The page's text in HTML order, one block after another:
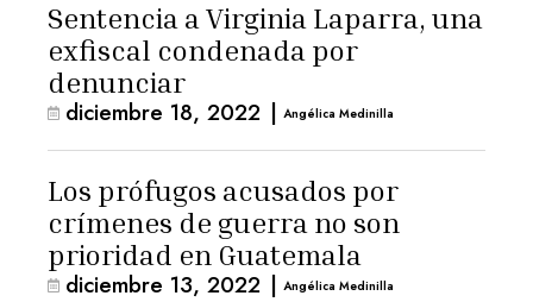
Sentencia a Virginia Laparra, una
exfiscal condenada por
denunciar
diciembre 18, 2022 | Angélica Medinilla
Los prófugos acusados por
crímenes de guerra no son
prioridad en Guatemala
diciembre 13, 2022 | Angélica Medinilla